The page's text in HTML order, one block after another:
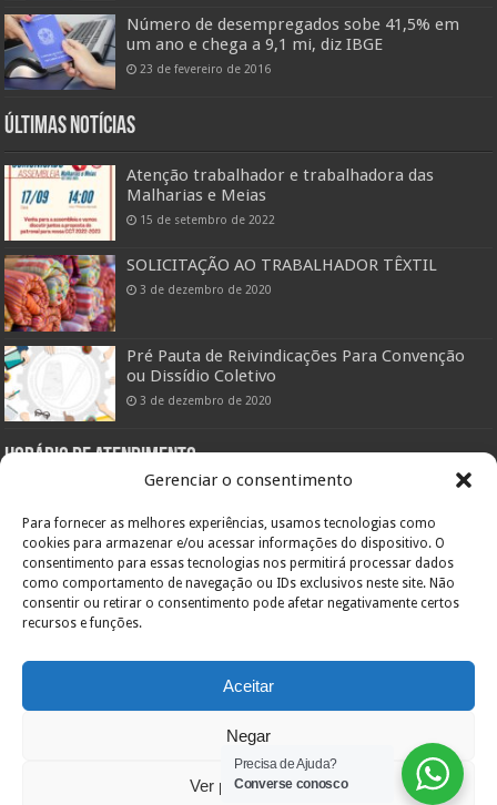
Gerenciar o consentimento
Para fornecer as melhores experiências, usamos tecnologias como
cookies para armazenar e/ou acessar informações do dispositivo. O
consentimento para essas tecnologias nos permitirá processar dados
como comportamento de navegação ou IDs exclusivos neste site. Não
consentir ou retirar o consentimento pode afetar negativamente certos
recursos e funções.
Aceitar
Negar
Ver preferências
Número de desempregados sobe 41,5% em
um ano e chega a 9,1 mi, diz IBGE
23 de fevereiro de 2016
Últimas Notícias
Atenção trabalhador e trabalhadora das
Malharias e Meias
15 de setembro de 2022
SOLICITAÇÃO AO TRABALHADOR TÊXTIL
3 de dezembro de 2020
Pré Pauta de Reivindicações Para Convenção
ou Dissídio Coletivo
3 de dezembro de 2020
Horário de atendimento:
De segunda a sexta das 08:00hs às 12:00hs e das 14:00 às 18:00hs
Pelo telefone (47) 3433-0660
Setor Assistencial:
De segunda a sexta das 08:00hs às 11:30hs e das 13:00hs às 19:00hs
Pelo telefone (47) 3422-0303
Endereço:
Bairro América – 89204-060
Joinville – SC
Precisa de Ajuda?
Converse conosco